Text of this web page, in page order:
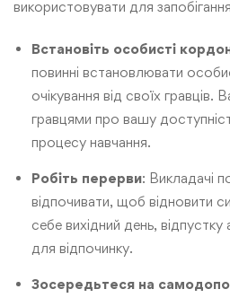
використовувати для
Встановіть особисті
повинні встановлювати
очікування від своїх гравців.
гравцями про вашу
процесу навчання.
Робіть перерви: Викладачі
відпочивати, щоб відновити
себе вихідний день,
для відпочинку.
Зосередьтеся на